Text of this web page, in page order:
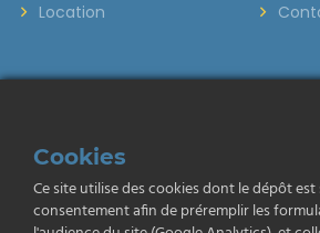
Location
Cookies
Ce site utilise des cookies dont le dépôt
consentement afin de préremplir les